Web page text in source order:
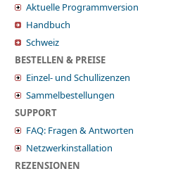
Aktuelle Programmversion
Handbuch
Schweiz
BESTELLEN & PREISE
Einzel- und Schullizenzen
Sammelbestellungen
SUPPORT
FAQ: Fragen & Antworten
Netzwerkinstallation
REZENSIONEN